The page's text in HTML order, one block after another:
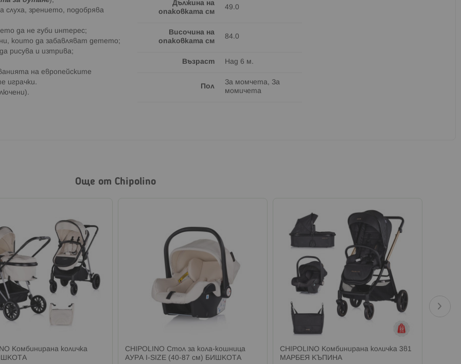
зрението, подобрява
да не губи интерес;
които да забавляват детето;
рисува и изтрива;
на европейските
играчки.
Дължина на
опаковката см
49.0
Височина на
опаковката см
84.0
Възраст Над 6 м.
Пол
За момчета, За
момичета
Още от Chipolino
Комбинирана количка
CHIPOLINO Стол за кола-кошница
АУРА I-SIZE (40-87 см) БИШКОТА
CHIPOLINO Комбинирана количка 3в1
МАРБЕЯ КЪПИНА